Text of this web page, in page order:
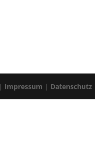
Impressum | Datenschutz